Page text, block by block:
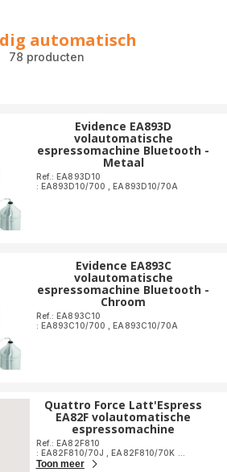
automatisch
78 producten
Evidence EA893D
volautomatische
espressomachine Bluetooth -
Metaal
Ref.: EA893D10
: EA893D10/700
,EA893D10/70A
Evidence EA893C
volautomatische
espressomachine Bluetooth -
Chroom
Ref.: EA893C10
: EA893C10/700
,EA893C10/70A
Quattro Force Latt'Espress
EA82F volautomatische
espressomachine
Ref.: EA82F810
: EA82F810/70J
,EA82F810/70K
Toon meer